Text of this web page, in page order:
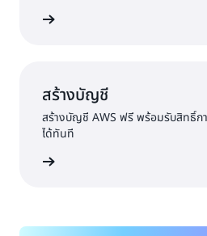
สร้างบัญชี
สร้างบัญชี AWS ฟรี พร้อมรับสิทธิ์ก
ได้ทันที